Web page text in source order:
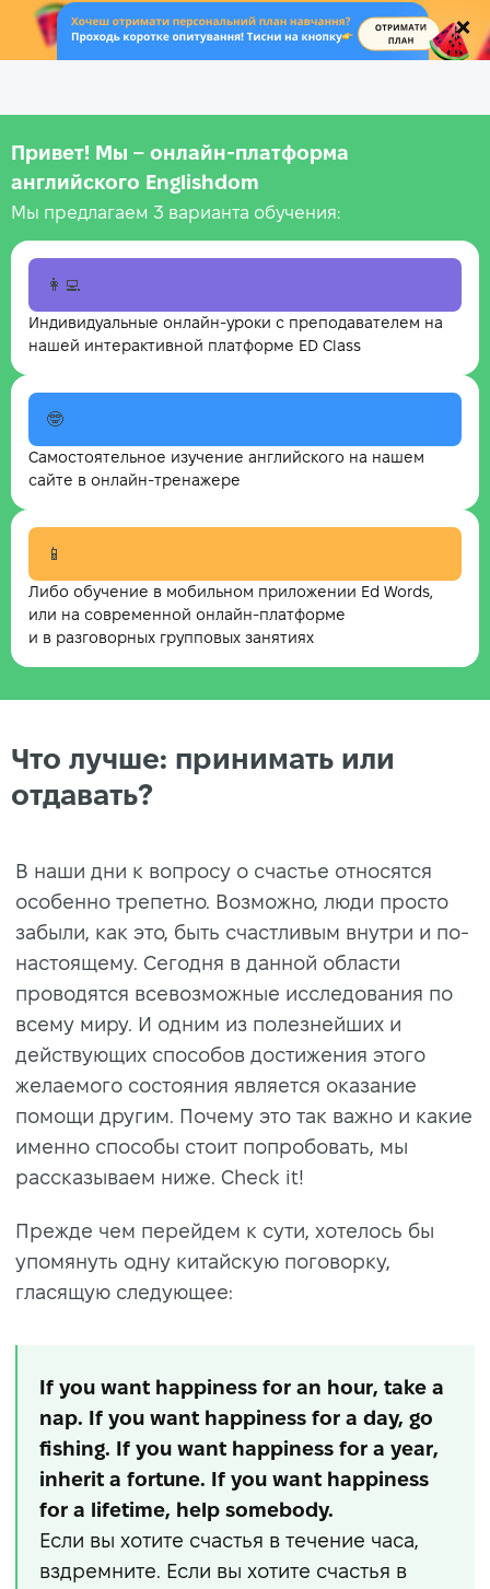
.
Привет! Мы – онлайн‑платформа
английского Englishdom
Мы предлагаем 3 варианта обучения:
👩‍💻
Индивидуальные онлайн-уроки с преподавателем на
нашей интерактивной платформе ED Class
🤓
Самостоятельное изучение английского на нашем
сайте в онлайн-тренажере
📱
Либо обучение в мобильном приложении Ed Words,
или на современной онлайн-платформе
и в разговорных групповых занятиях
Что лучше: принимать или
отдавать?
В наши дни к вопросу о счастье относятся
особенно трепетно. Возможно, люди просто
забыли, как это, быть счастливым внутри и по-
настоящему. Сегодня в данной области
проводятся всевозможные исследования по
всему миру. И одним из полезнейших и
действующих способов достижения этого
желаемого состояния является оказание
помощи другим. Почему это так важно и какие
именно способы стоит попробовать, мы
рассказываем ниже. Check it!
Прежде чем перейдем к сути, хотелось бы
упомянуть одну китайскую поговорку,
гласящую следующее:
If you want happiness for an hour, take a
nap. If you want happiness for a day, go
fishing. If you want happiness for a year,
inherit a fortune. If you want happiness
for a lifetime, help somebody.
Если вы хотите счастья в течение часа,
вздремните. Если вы хотите счастья в